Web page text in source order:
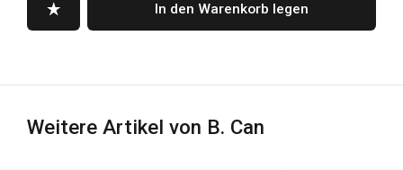
In den Warenkorb legen
Weitere Artikel von B. Can